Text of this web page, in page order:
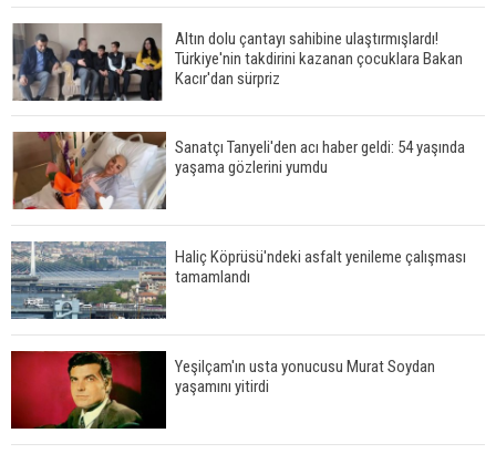
Altın dolu çantayı sahibine ulaştırmışlardı!
Türkiye'nin takdirini kazanan çocuklara Bakan
Kacır'dan sürpriz
Sanatçı Tanyeli'den acı haber geldi: 54 yaşında
yaşama gözlerini yumdu
Haliç Köprüsü'ndeki asfalt yenileme çalışması
tamamlandı
Yeşilçam'ın usta yonucusu Murat Soydan
yaşamını yitirdi